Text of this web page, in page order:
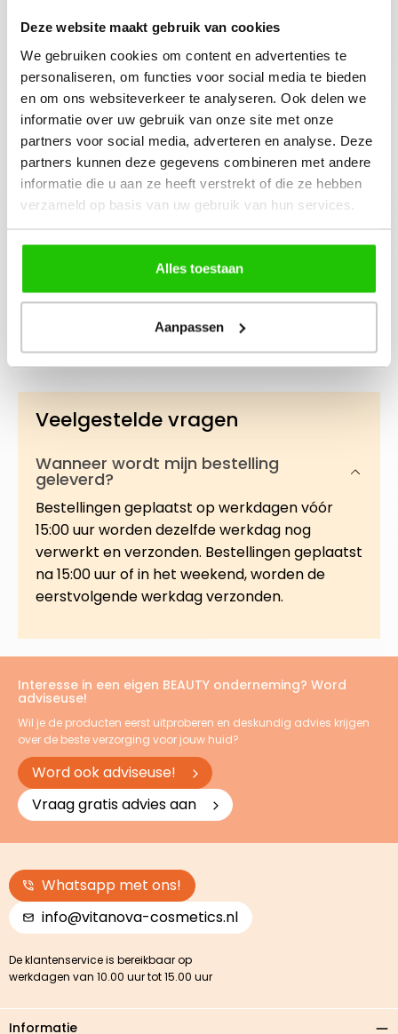
Deze website maakt gebruik van cookies
We gebruiken cookies om content en advertenties te
personaliseren, om functies voor social media te bieden
en om ons websiteverkeer te analyseren. Ook delen we
informatie over uw gebruik van onze site met onze
partners voor social media, adverteren en analyse. Deze
partners kunnen deze gegevens combineren met andere
informatie die u aan ze heeft verstrekt of die ze hebben
verzameld op basis van uw gebruik van hun services.
Alles toestaan
Aanpassen
claimen!
Bouw je eigen
beauty community!
Advies nodig of een
gratis workshop
boeken? Neem
contact op met
jouw adviseuse of
mail ons!
Ervaar een babyzachte, vernieuwde huid met
deze water-geactiveerde poeder-tot-schuim
reiniger. De innovatieve formule exfoli…
Veelgestelde vragen
Wanneer wordt mijn bestelling
geleverd?
Bestellingen geplaatst op werkdagen vóór
15:00 uur worden dezelfde werkdag nog
verwerkt en verzonden. Bestellingen geplaatst
na 15:00 uur of in het weekend, worden de
eerstvolgende werkdag verzonden.
Interesse in een eigen BEAUTY onderneming? Word
adviseuse!
Wil je de producten eerst uitproberen en deskundig advies krijgen
over de beste verzorging voor jouw huid?
Word ook adviseuse!
Vraag gratis advies aan
Whatsapp met ons!
info@vitanova-cosmetics.nl
De klantenservice is bereikbaar op
werkdagen van 10.00 uur tot 15.00 uur
Informatie